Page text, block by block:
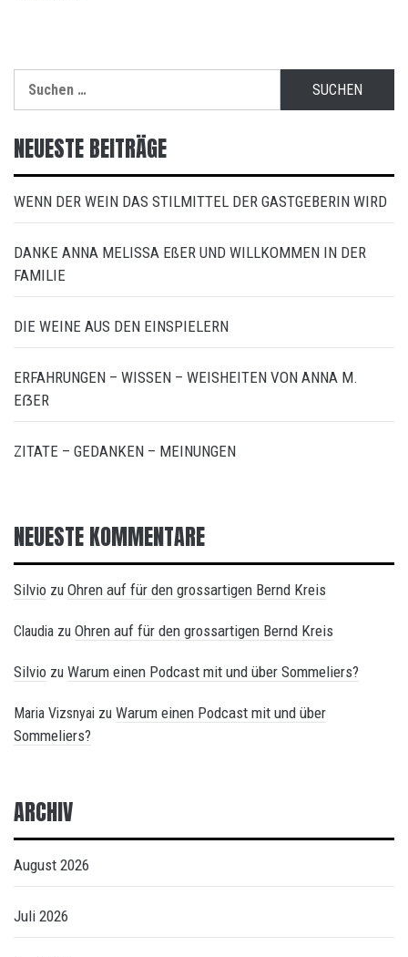
nach:
NEUESTE BEITRÄGE
WENN DER WEIN DAS STILMITTEL DER GASTGEBERIN WIRD
DANKE ANNA MELISSA EßER UND WILLKOMMEN IN DER
FAMILIE
DIE WEINE AUS DEN EINSPIELERN
ERFAHRUNGEN – WISSEN – WEISHEITEN VON ANNA M.
EẞER
ZITATE – GEDANKEN – MEINUNGEN
NEUESTE KOMMENTARE
Silvio zu Ohren auf für den grossartigen Bernd Kreis
Claudia zu Ohren auf für den grossartigen Bernd Kreis
Silvio zu Warum einen Podcast mit und über Sommeliers?
Maria Vizsnyai zu Warum einen Podcast mit und über
Sommeliers?
ARCHIV
August 2026
Juli 2026